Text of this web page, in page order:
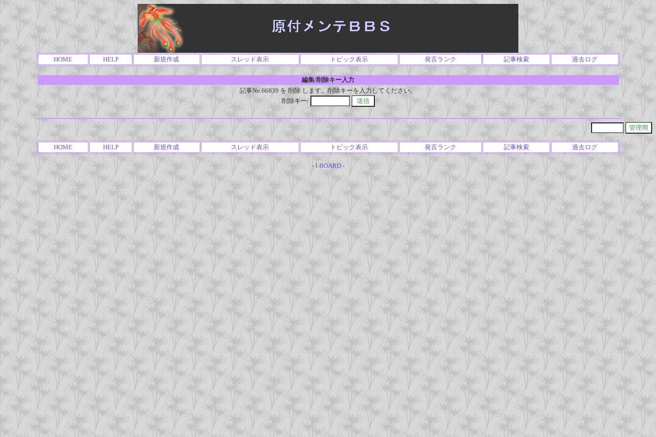
HOME HELP 新規作成 スレッド表示 トピック表示 発言ランク 記事検索 過去ログ
編集/削除キー入力
記事No.66839 を 削除 します。削除キーを入力してください。
削除キー/
HOME HELP 新規作成 スレッド表示 トピック表示 発言ランク 記事検索 過去ログ
- I-BOARD-